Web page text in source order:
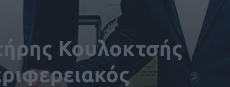
Κουλοκτσής